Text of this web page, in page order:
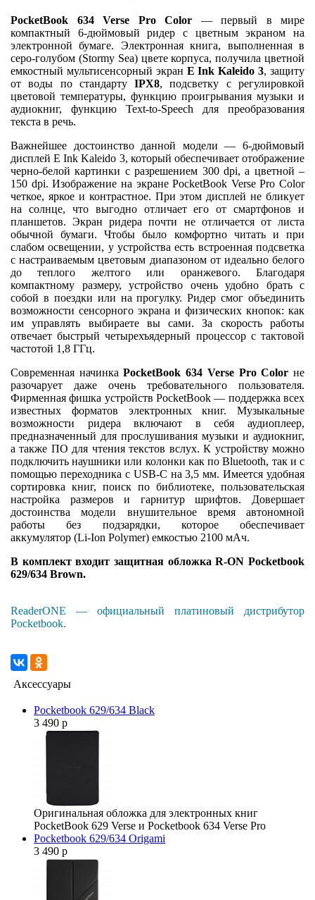
PocketBook 634 Verse Pro Color — первый в мире
компактный 6-дюймовый ридер с цветным экраном на
электронной бумаге. Электронная книга, выполненная в
серо-голубом (Stormy Sea) цвете корпуса, получила цветной
емкостный мультисенсорный экран E Ink Kaleido 3, защиту
от воды по стандартуIPX8, подсветку с регулировкой
цветовой температуры, функцию проигрывания музыки и
аудиокниг, функцию Text-to-Speech для преобразования
текста в речь.
Важнейшее достоинство данной модели — 6-дюймовый
дисплей E Ink Kaleido 3, который обеспечивает отображение
черно-белой картинки с разрешением 300 dpi, а цветной –
150 dpi. Изображение на экране PocketBook Verse Pro Color
четкое, яркое и контрастное. При этом дисплей не бликует
на солнце, что выгодно отличает его от смартфонов и
планшетов. Экран ридера почти не отличается от листа
обычной бумаги. Чтобы было комфортно читать и при
слабом освещении, у устройства есть встроенная подсветка
с настраиваемым цветовым диапазоном от идеально белого
до теплого желтого или оранжевого. Благодаря
компактному размеру, устройство очень удобно брать с
собой в поездки или на прогулку. Ридер смог объединить
возможности сенсорного экрана и физических кнопок: как
им управлять выбираете вы сами. За скорость работы
отвечает быстрый четырехъядерный процессор с тактовой
частотой 1,8 ГГц.
Современная начинкаPocketBook 634 Verse Pro Colorне
разочарует даже очень требовательного пользователя.
Фирменная фишка устройств PocketBook — поддержка всех
известных форматов электронных книг. Музыкальные
возможности ридера включают в себя аудиоплеер,
предназначенный для прослушивания музыки и аудиокниг,
а также ПО для чтения текстов вслух. К устройству можно
подключить наушники или колонки как по Bluetooth, так и с
помощью переходника с USB-C на 3,5 мм. Имеется удобная
сортировка книг, поиск по библиотеке, пользовательская
настройка размеров и гарнитур шрифтов. Довершает
достоинства модели внушительное время автономной
работы без подзарядки, которое обеспечивает
аккумулятор (Li-Ion Polymer) емкостью 2100 мАч.
В комплект входит защитная обложка R-ON Pocketbook
629/634 Brown.
ReaderONE — официальный платиновый дистрибутор
Pocketbook.
Аксессуары
Pocketbook 629/634 Black
3 490 р
Оригинальная обложка для электронных книг
PocketBook 629 Verse и Pocketbook 634 Verse Pro
Pocketbook 629/634 Origami
3 490 р